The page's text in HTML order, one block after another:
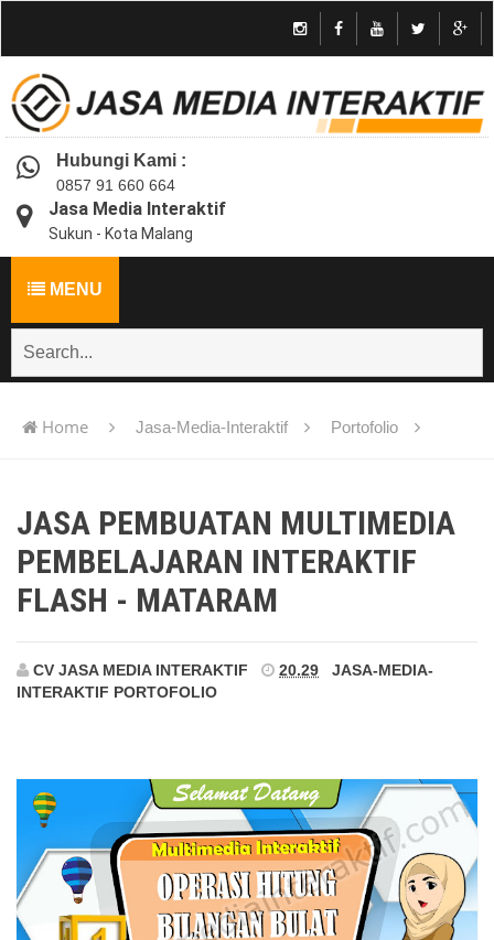
Hubungi Kami :
0857 91 660 664
Jasa Media Interaktif
Sukun - Kota Malang
MENU
Home Jasa-Media-Interaktif Portofolio
JASA PEMBUATAN MULTIMEDIA
PEMBELAJARAN INTERAKTIF
FLASH - MATARAM
CV JASA MEDIA INTERAKTIF 20.29
JASA-MEDIA-
INTERAKTIF PORTOFOLIO